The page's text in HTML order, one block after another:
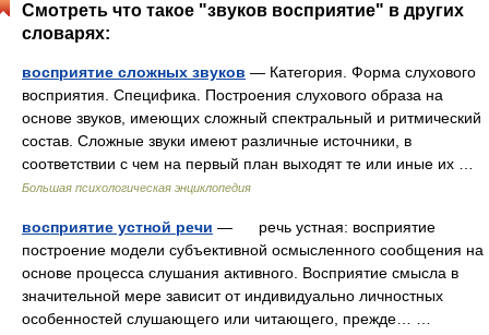
Смотреть что такое "звуков восприятие" в других
словарях:
восприятие сложных звуков — Категория. Форма слухового
восприятия. Специфика. Построения слухового образа на
основе звуков, имеющих сложный спектральный и ритмический
состав. Сложные звуки имеют различные источники, в
соответствии с чем на первый план выходят те или иные их …
Большая психологическая энциклопедия
восприятие устной речи — речь устная: восприятие
построение модели субъективной осмысленного сообщения на
основе процесса слушания активного. Восприятие смысла в
значительной мере зависит от индивидуально личностных
особенностей слушающего или читающего, прежде… …